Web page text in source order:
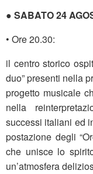
● SABATO 24
• Ore 20.30:
il centro storico
duo” presenti nella
progetto musicale
nella
successi italiani ed
postazione degli
che unisce lo
un’atmosfera